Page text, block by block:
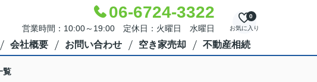
06-6724-3322
営業時間：10:00～19:00 定休日：火曜日 水曜日 お気に入り
0
会社概要 お問い合わせ 空き家売却 不動産相続
覧